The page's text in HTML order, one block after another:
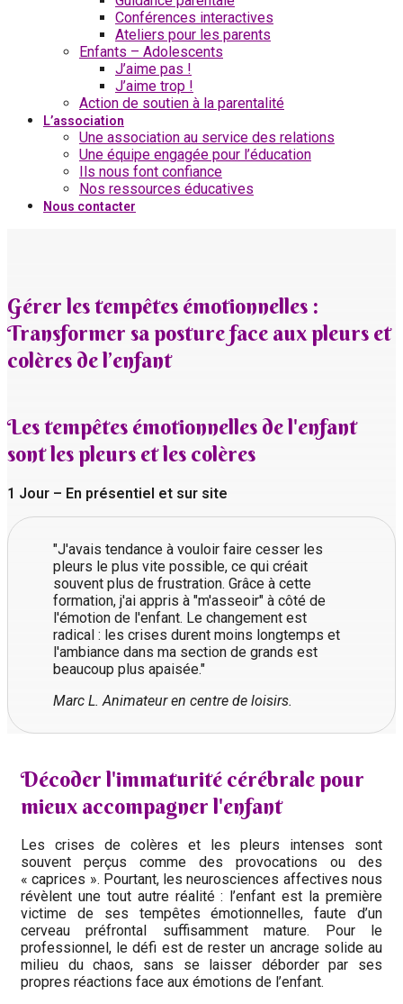
Conférences interactives
Ateliers pour les parents
Enfants – Adolescents
J’aime pas !
J’aime trop !
Action de soutien à la parentalité
L’association
Une association au service des relations
Une équipe engagée pour l’éducation
Ils nous font confiance
Nos ressources éducatives
Nous contacter
Gérer les tempêtes émotionnelles :
Transformer sa posture face aux pleurs et
colères de l’enfant
Les tempêtes émotionnelles de l'enfant
sont les pleurs et les colères
1 Jour – En présentiel et sur site
"J'avais tendance à vouloir faire cesser les
pleurs le plus vite possible, ce qui créait
souvent plus de frustration. Grâce à cette
formation, j'ai appris à "m'asseoir" à côté de
l'émotion de l'enfant. Le changement est
radical : les crises durent moins longtemps et
l'ambiance dans ma section de grands est
beaucoup plus apaisée."
Marc L. Animateur en centre de loisirs.
Décoder l'immaturité cérébrale pour
mieux accompagner l'enfant
Les crises de colères et les pleurs intenses sont
souvent perçus comme des provocations ou des
« caprices ». Pourtant, les neurosciences affectives nous
révèlent une tout autre réalité : l’enfant est la première
victime de ses tempêtes émotionnelles, faute d’un
cerveau préfrontal suffisamment mature. Pour le
professionnel, le défi est de rester un ancrage solide au
milieu du chaos, sans se laisser déborder par ses
propres réactions face aux émotions de l’enfant.